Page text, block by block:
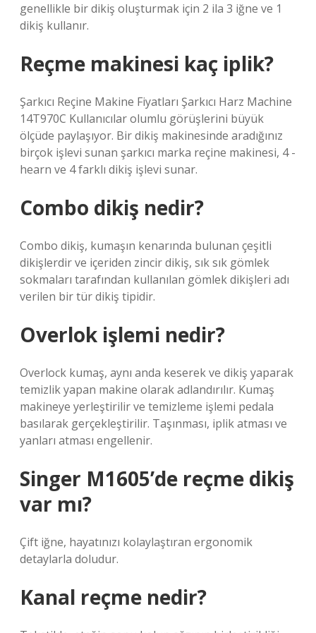
genellikle bir dikiş oluşturmak için 2 ila 3 iğne ve 1
dikiş kullanır.
Reçme makinesi kaç iplik?
Şarkıcı Reçine Makine Fiyatları Şarkıcı Harz Machine
14T970C Kullanıcılar olumlu görüşlerini büyük
ölçüde paylaşıyor. Bir dikiş makinesinde aradığınız
birçok işlevi sunan şarkıcı marka reçine makinesi, 4 -
hearn ve 4 farklı dikiş işlevi sunar.
Combo dikiş nedir?
Combo dikiş, kumaşın kenarında bulunan çeşitli
dikişlerdir ve içeriden zincir dikiş, sık sık gömlek
sokmaları tarafından kullanılan gömlek dikişleri adı
verilen bir tür dikiş tipidir.
Overlok işlemi nedir?
Overlock kumaş, aynı anda keserek ve dikiş yaparak
temizlik yapan makine olarak adlandırılır. Kumaş
makineye yerleştirilir ve temizleme işlemi pedala
basılarak gerçekleştirilir. Taşınması, iplik atması ve
yanları atması engellenir.
Singer M1605’de reçme dikiş
var mı?
Çift iğne, hayatınızı kolaylaştıran ergonomik
detaylarla doludur.
Kanal reçme nedir?